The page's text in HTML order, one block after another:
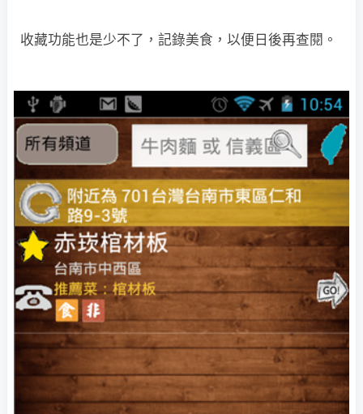
收藏功能也是少不了，記錄美食，以便日後再查閱。